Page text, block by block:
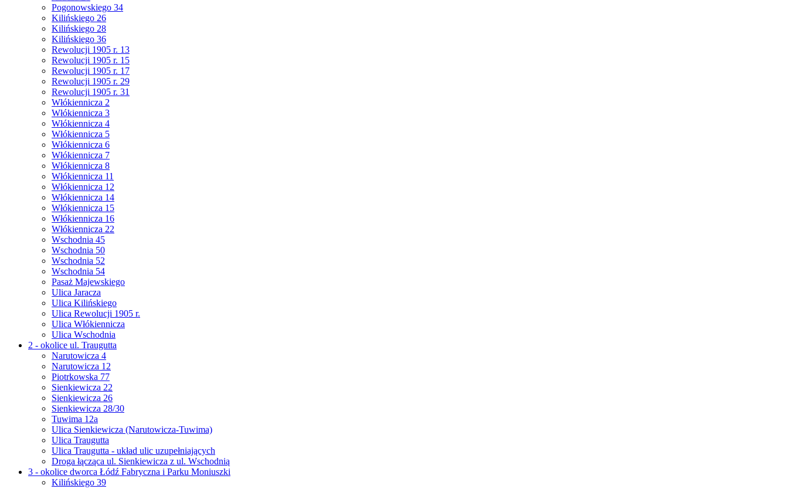
Pogonowskiego 34
Kilińskiego 26
Kilińskiego 28
Kilińskiego 36
Rewolucji 1905 r. 13
Rewolucji 1905 r. 15
Rewolucji 1905 r. 17
Rewolucji 1905 r. 29
Rewolucji 1905 r. 31
Włókiennicza 2
Włókiennicza 3
Włókiennicza 4
Włókiennicza 5
Włókiennicza 6
Włókiennicza 7
Włókiennicza 8
Włókiennicza 11
Włókiennicza 12
Włókiennicza 14
Włókiennicza 15
Włókiennicza 16
Włókiennicza 22
Wschodnia 45
Wschodnia 50
Wschodnia 52
Wschodnia 54
Pasaż Majewskiego
Ulica Jaracza
Ulica Kilińskiego
Ulica Rewolucji 1905 r.
Ulica Włókiennicza
Ulica Wschodnia
2 - okolice ul. Traugutta
Narutowicza 4
Narutowicza 12
Piotrkowska 77
Sienkiewicza 22
Sienkiewicza 26
Sienkiewicza 28/30
Tuwima 12a
Ulica Sienkiewicza (Narutowicza-Tuwima)
Ulica Traugutta
Ulica Traugutta - układ ulic uzupełniających
Droga łącząca ul. Sienkiewicza z ul. Wschodnią
3 - okolice dworca Łódź Fabryczna i Parku Moniuszki
Kilińskiego 39